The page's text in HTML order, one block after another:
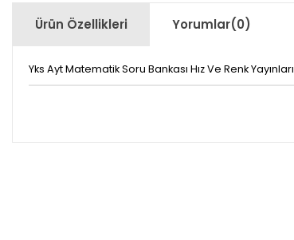
Ürün Özellikleri Yorumlar(0)
Yks Ayt Matematik Soru Bankası Hız Ve Renk Yayınları